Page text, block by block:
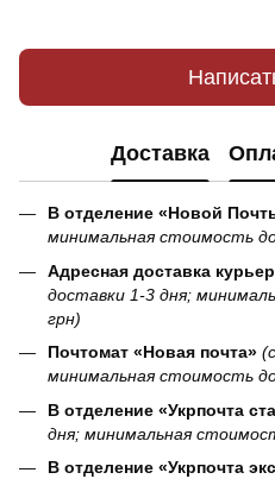
Доставка
В отделение «Новой
минимальная стоимость
Адресная доставка
доставки 1-3 дня;
грн)
Почтомат «Новая почта»
минимальная стоимость
В отделение «Укрпочта
дня; минимальная
В отделение «Укрпочта